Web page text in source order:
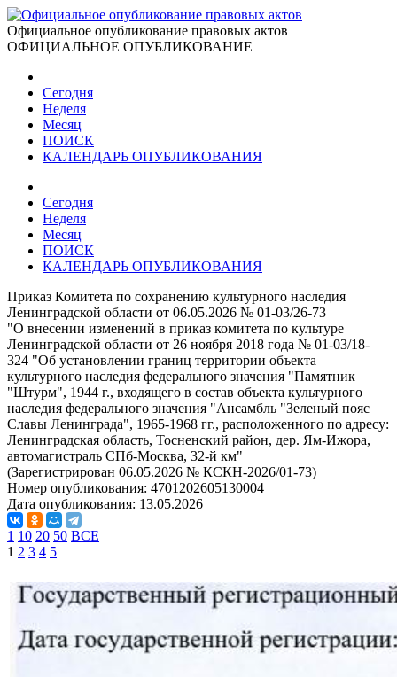
Официальное опубликование правовых актов
ОФИЦИАЛЬНОЕ ОПУБЛИКОВАНИЕ
Сегодня
Неделя
Месяц
ПОИСК
КАЛЕНДАРЬ ОПУБЛИКОВАНИЯ
Сегодня
Неделя
Месяц
ПОИСК
КАЛЕНДАРЬ ОПУБЛИКОВАНИЯ
Приказ Комитета по сохранению культурного наследия
Ленинградской области от 06.05.2026 № 01-03/26-73
"О внесении изменений в приказ комитета по культуре
Ленинградской области от 26 ноября 2018 года № 01-03/18-
324 "Об установлении границ территории объекта
культурного наследия федерального значения "Памятник
"Штурм", 1944 г., входящего в состав объекта культурного
наследия федерального значения "Ансамбль "Зеленый пояс
Славы Ленинграда", 1965-1968 гг., расположенного по адресу:
Ленинградская область, Тосненский район, дер. Ям-Ижора,
автомагистраль СПб-Москва, 32-й км"
(Зарегистрирован 06.05.2026 № КСКН-2026/01-73)
Номер опубликования: 4701202605130004
Дата опубликования: 13.05.2026
1 10 20 50 ВСЕ
1 2 3 4 5